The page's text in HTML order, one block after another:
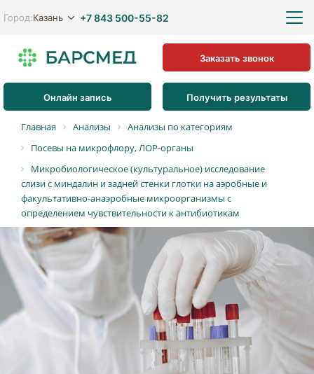
Город:Казань +7 843 500-55-82
Онлайн запись Получить результаты
Заказать звонок
Главная Анализы
Анализы по категориям
Посевы на микрофлору, ЛОР-органы
Микробиологическое (культуральное) исследование
слизи с миндалин и задней стенки глотки на аэробные и
факультативно-анаэробные микроорганизмы с
определением чувствительности к антибиотикам